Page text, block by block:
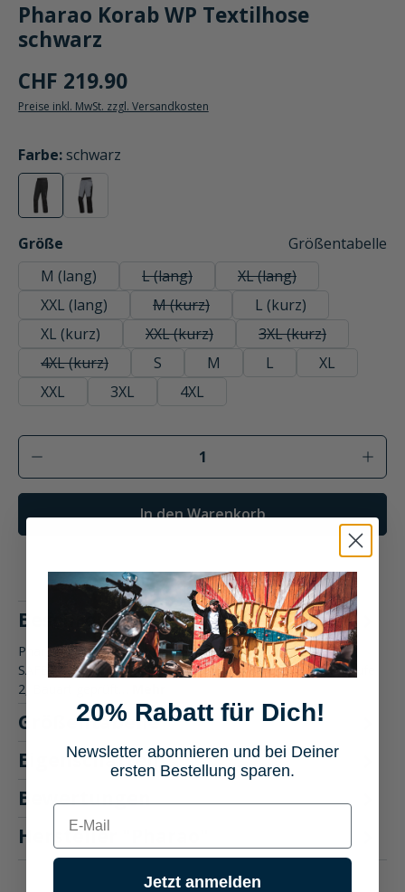
Pharao Korab WP Textilhose
schwarz
CHF 219.90
Preise inkl. MwSt. zzgl. Versandkosten
Farbe
auswählen
: schwarz
schwarz
(Diese Option ist zurzeit nicht verfügbar.)
schwarz/grau
(Diese Option ist zurzeit nicht verfügbar.)
Größe
auswählen
Größentabelle
M (lang)
L (lang)(Diese Option ist zurzeit nicht verfügbar.)
XL (lang)(Diese Option ist
XXL (lang) M (kurz)(Diese Option ist zurzeit nicht
L (kurz)
XL (kurz)
XXL (kurz)(Diese Option ist zurzeit nicht
3XL (kurz)(Diese Option ist
4XL (kurz)(Diese Option ist zurzeit nicht verfügbar.)
S M L
XL
XXL
3XL 4XL
Produkt Anzahl: Gib den gewünschten
In den Warenkorb
Beschreibung
Pharao&nbsp;Korab WP Textilhose SCHUTZKLASSE A •
SAFE-MAX® Knieprotektoren Typ B (320948), Leistungsstufe
2, Bauart geprüft…
Größentabelle
Eigenschaften
Bewertungen
Hersteller "Pharao"
20% Rabatt für Dich!
Newsletter abonnieren und bei Deiner
ersten Bestellung sparen.
E-mail
Jetzt anmelden